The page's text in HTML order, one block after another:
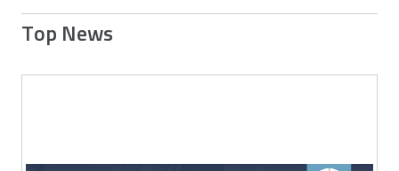
Top News